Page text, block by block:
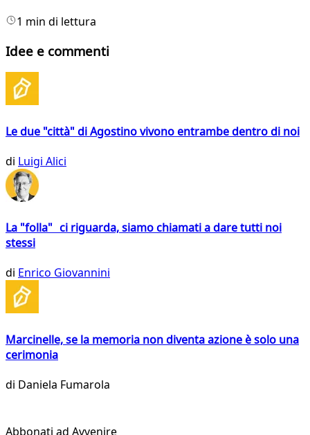
1 min di lettura
Idee e commenti
Le due "città" di Agostino vivono entrambe dentro di noi
di Luigi Alici
La "folla" ci riguarda, siamo chiamati a dare tutti noi
stessi
di Enrico Giovannini
Marcinelle, se la memoria non diventa azione è solo una
cerimonia
di Daniela Fumarola
Abbonati ad Avvenire